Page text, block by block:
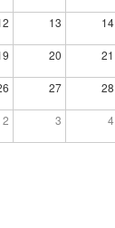
13 14
20 21
27 28
2 3 4